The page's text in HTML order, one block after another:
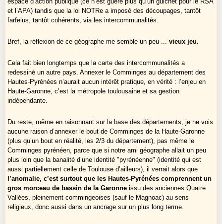
et l’APA) tandis que la loi NOTRe a imposé des découpages, tantôt
farfelus, tantôt cohérents, via les intercommunalités.
Bref, la réflexion de ce géographe me semble un peu ...vieux jeu.
Cela fait bien longtemps que la carte des intercommunalités a
redessiné un autre pays. Annexer le Comminges au département des
Hautes-Pyrénées n’aurait aucun intérêt pratique, en vérité : l’enjeu en
Haute-Garonne, c’est la métropole toulousaine et sa gestion
indépendante.
Du reste, même en raisonnant sur la base des départements, je ne vois
aucune raison d’annexer le bout de Comminges de la Haute-Garonne
(plus qu’un bout en réalité, les 2/3 du département), pas même le
Comminges pyrénéen, parce que si notre ami géographe allait un peu
plus loin que la banalité d’une identité "pyrénéenne" (identité qui est
aussi partiellement celle de Toulouse d’ailleurs), il verrait alors que
l’anomalie, c’est surtout que les Hautes-Pyrénées comprennent un
gros morceau de bassin de la Garonne issu des anciennes Quatre
Vallées, pleinement commingeoises (sauf le Magnoac) au sens
religieux, donc aussi dans un ancrage sur un plus long terme.